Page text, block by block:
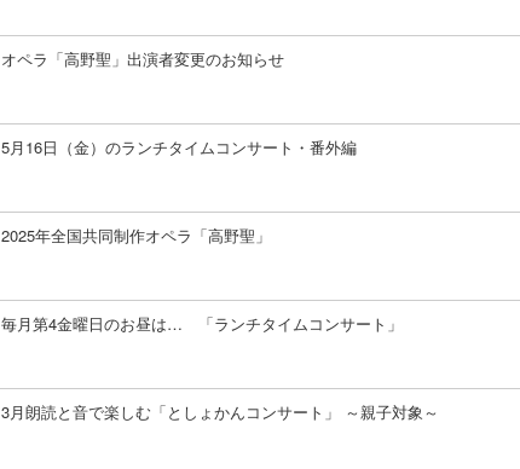
オペラ「高野聖」出演者変更のお知らせ
5月16日（金）のランチタイムコンサート・番外編
2025年全国共同制作オペラ「高野聖」
毎月第4金曜日のお昼は… 「ランチタイムコンサート」
3月朗読と音で楽しむ「としょかんコンサート」 ～親子対象～